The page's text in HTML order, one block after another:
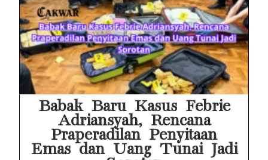
Babak Baru Kasus Febrie
Adriansyah, Rencana
Praperadilan Penyitaan
Emas dan Uang Tunai Jadi